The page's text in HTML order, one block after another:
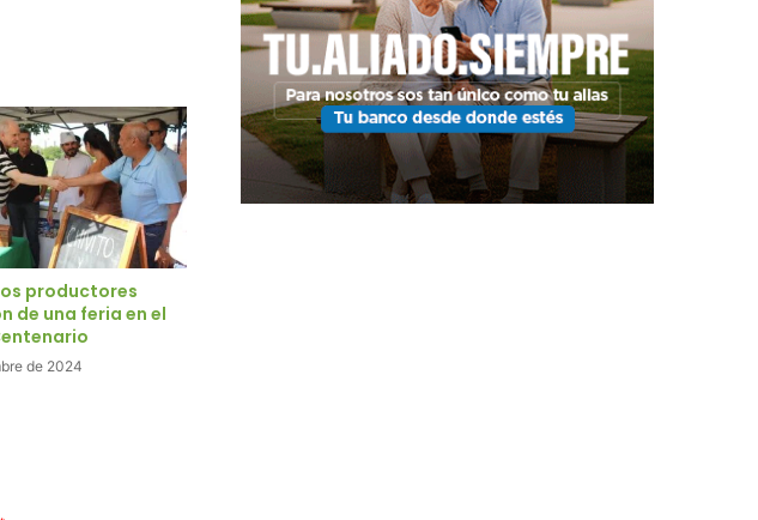
productores
de una feria en el
de 2024